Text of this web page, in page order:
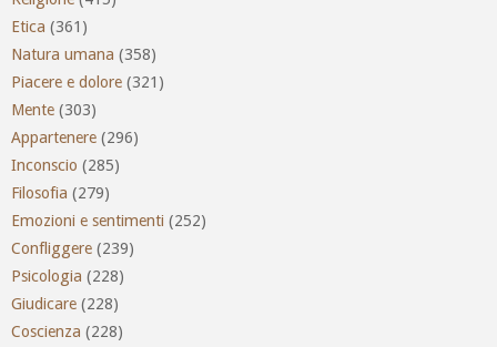
Etica (361)
Natura umana (358)
Piacere e dolore (321)
Mente (303)
Appartenere (296)
Inconscio (285)
Filosofia (279)
Emozioni e sentimenti (252)
Confliggere (239)
Psicologia (228)
Giudicare (228)
Coscienza (228)